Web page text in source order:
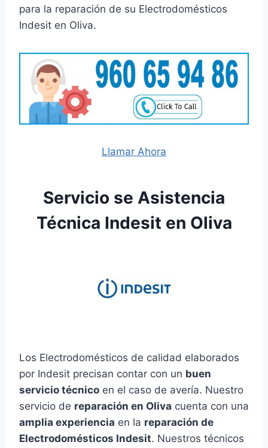
para la reparación de su Electrodomésticos
Indesit en Oliva.
Llamar Ahora
Servicio se Asistencia
Técnica Indesit en Oliva
Los Electrodomésticos de calidad elaborados
por Indesit precisan contar con un buen
servicio técnico en el caso de avería. Nuestro
servicio de reparación en Oliva cuenta con una
amplia experiencia en la reparación de
Electrodomésticos Indesit. Nuestros técnicos